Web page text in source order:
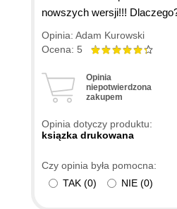
nowszych wersji!!!
Opinia: Adam Kurowski
Ocena: 5
Opinia
niepotwierdzona
zakupem
Opinia dotyczy produktu:
ksiązka drukowana
Czy opinia była pomocna:
TAK (0) NIE (0)